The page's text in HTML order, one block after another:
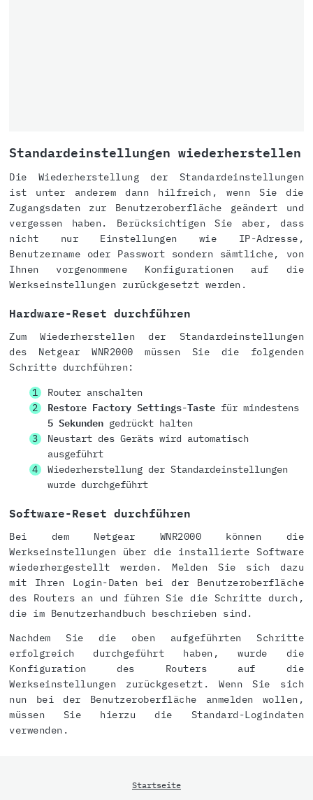
Standardeinstellungen wiederherstellen
Die Wiederherstellung der Standardeinstellungen
ist unter anderem dann hilfreich, wenn Sie die
Zugangsdaten zur Benutzeroberfläche geändert und
vergessen haben. Berücksichtigen Sie aber, dass
nicht nur Einstellungen wie IP-Adresse,
Benutzername oder Passwort sondern sämtliche, von
Ihnen vorgenommene Konfigurationen auf die
Werkseinstellungen zurückgesetzt werden.
Hardware-Reset durchführen
Zum Wiederherstellen der Standardeinstellungen
des Netgear WNR2000 müssen Sie die folgenden
Schritte durchführen:
Router anschalten
Restore Factory Settings-Tastefür mindestens
5 Sekunden gedrückt halten
Neustart des Geräts wird automatisch
ausgeführt
Wiederherstellung der Standardeinstellungen
wurde durchgeführt
Software-Reset durchführen
Bei dem Netgear WNR2000 können die
Werkseinstellungen über die installierte Software
wiederhergestellt werden. Melden Sie sich dazu
mit Ihren Login-Daten bei der Benutzeroberfläche
des Routers an und führen Sie die Schritte durch,
die im Benutzerhandbuch beschrieben sind.
Nachdem Sie die oben aufgeführten Schritte
erfolgreich durchgeführt haben, wurde die
Konfiguration des Routers auf die
Werkseinstellungen zurückgesetzt. Wenn Sie sich
nun bei der Benutzeroberfläche anmelden wollen,
müssen Sie hierzu die Standard-Logindaten
verwenden.
Startseite